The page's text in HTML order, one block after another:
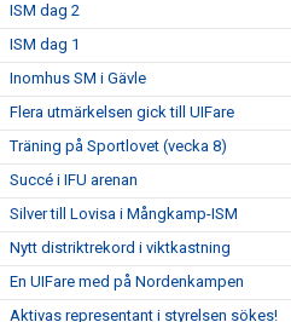
ISM dag 2
ISM dag 1
Inomhus SM i Gävle
Flera utmärkelsen gick till UIFare
Träning på Sportlovet (vecka 8)
Succé i IFU arenan
Silver till Lovisa i Mångkamp-ISM
Nytt distriktrekord i viktkastning
En UIFare med på Nordenkampen
Aktivas representant i styrelsen sökes!